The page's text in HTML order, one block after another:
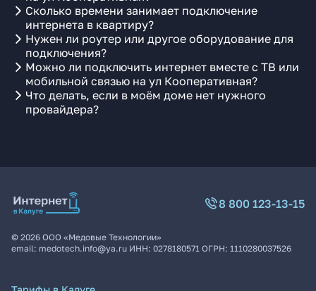
Сколько времени занимает подключение
интернета в квартиру?
Нужен ли роутер или другое оборудование для
подключения?
Можно ли подключить интернет вместе с ТВ или
мобильной связью на ул Кооперативная?
Что делать, если в моём доме нет нужного
провайдера?
8 800 123-13-15
© 2026 ООО «Медовые Технологии»
email: medotech.info@ya.ru ИНН: 0278180571 ОГРН: 1110280037526